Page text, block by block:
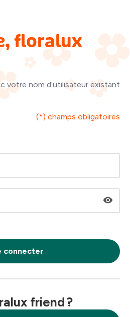
floralux
votre nom d’utilisateur existant
(*) champs obligatoires
connecter
friend ?